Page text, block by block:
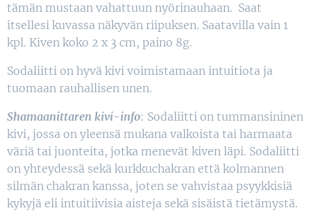
tämän mustaan vahattuun nyörinauhaan. Saat
itsellesi kuvassa näkyvän riipuksen. Saatavilla vain 1
kpl. Kiven koko 2 x 3 cm, paino 8g.
Sodaliitti on hyvä kivi voimistamaan intuitiota ja
tuomaan rauhallisen unen.
Shamaanittaren kivi-info: Sodaliitti on tummansininen
kivi, jossa on yleensä mukana valkoista tai harmaata
väriä tai juonteita, jotka menevät kiven läpi. Sodaliitti
on yhteydessä sekä kurkkuchakran että kolmannen
silmän chakran kanssa, joten se vahvistaa psyykkisiä
kykyjä eli intuitiivisia aisteja sekä sisäistä tietämystä.